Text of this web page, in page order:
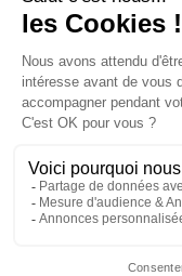
Contact-
Conditions
légales -
© 2026